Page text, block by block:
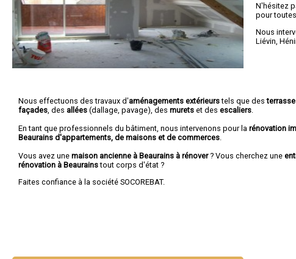
N'hésitez
pour
Nous
Liévin ,
Nous effectuons des travaux d'aménagements extérieurstels que des
façades , des allées (dallage, pavage), des murets et des escaliers
En tant que professionnels du bâtiment, nous intervenons pour la rénovation
Beaurains d'appartements, de maisons et de commerces
Vous avez une maison ancienne à Beaurains à rénover? Vous cherchez une
rénovation à Beaurainstout corps d'état ?
Faites confiance à la société SOCOREBAT.